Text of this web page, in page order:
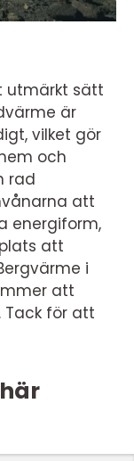
utmärkt sätt
är
vilket gör
och
rad
att
energiform,
att
i
att
för att